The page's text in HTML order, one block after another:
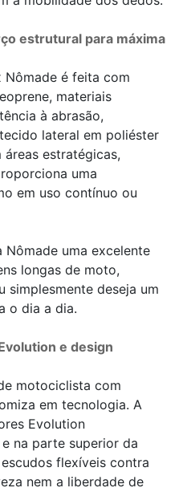
estrutural para máxima
Nômade é feita com
materiais
à abrasão,
lateral em poliéster
estratégicas,
uma
em uso contínuo ou
Nômade uma excelente
longas de moto,
simplesmente deseja um
o dia a dia.
e design
motociclista com
em tecnologia. A
Evolution
na parte superior da
flexíveis contra
nem a liberdade de